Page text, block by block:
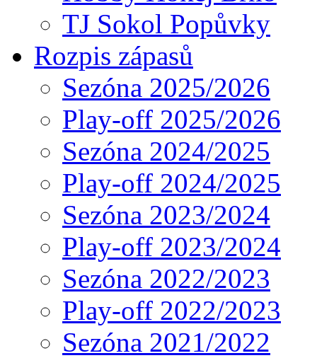
TJ Sokol Popůvky
Rozpis zápasů
Sezóna 2025/2026
Play-off 2025/2026
Sezóna 2024/2025
Play-off 2024/2025
Sezóna 2023/2024
Play-off 2023/2024
Sezóna 2022/2023
Play-off 2022/2023
Sezóna 2021/2022